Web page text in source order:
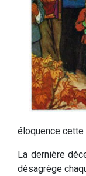
éloquence cette
La dernière
désagrège